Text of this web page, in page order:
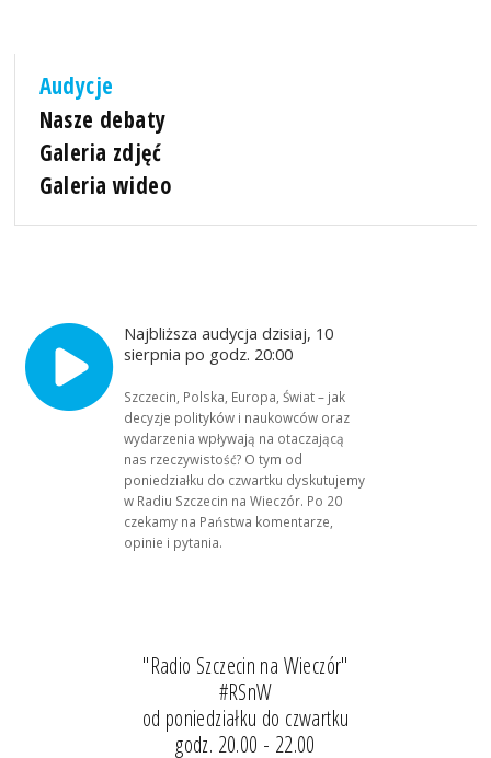
Audycje
Nasze debaty
Galeria zdjęć
Galeria wideo
Najbliższa audycja dzisiaj, 10
sierpnia po godz. 20:00
Szczecin, Polska, Europa, Świat – jak
decyzje polityków i naukowców oraz
wydarzenia wpływają na otaczającą
nas rzeczywistość? O tym od
poniedziałku do czwartku dyskutujemy
w Radiu Szczecin na Wieczór. Po 20
czekamy na Państwa komentarze,
opinie i pytania.
"Radio Szczecin na Wieczór"
#RSnW
od poniedziałku do czwartku
godz. 20.00 - 22.00